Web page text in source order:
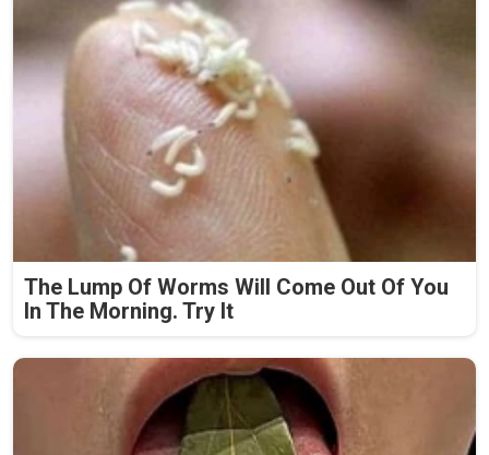
The Lump Of Worms Will Come Out Of You
In The Morning. Try It